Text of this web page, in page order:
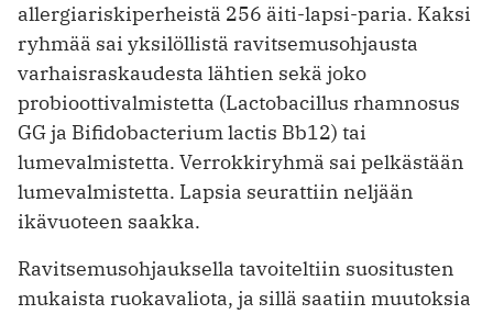
allergiariskiperheistä 256 äiti-lapsi-paria. Kaksi
ryhmää sai yksilöllistä ravitsemusohjausta
varhaisraskaudesta lähtien sekä joko
probioottivalmistetta (Lactobacillus rhamnosus
GG ja Bifidobacterium lactis Bb12) tai
lumevalmistetta. Verrokkiryhmä sai pelkästään
lumevalmistetta. Lapsia seurattiin neljään
ikävuoteen saakka.
Ravitsemusohjauksella tavoiteltiin suositusten
mukaista ruokavaliota, ja sillä saatiin muutoksia